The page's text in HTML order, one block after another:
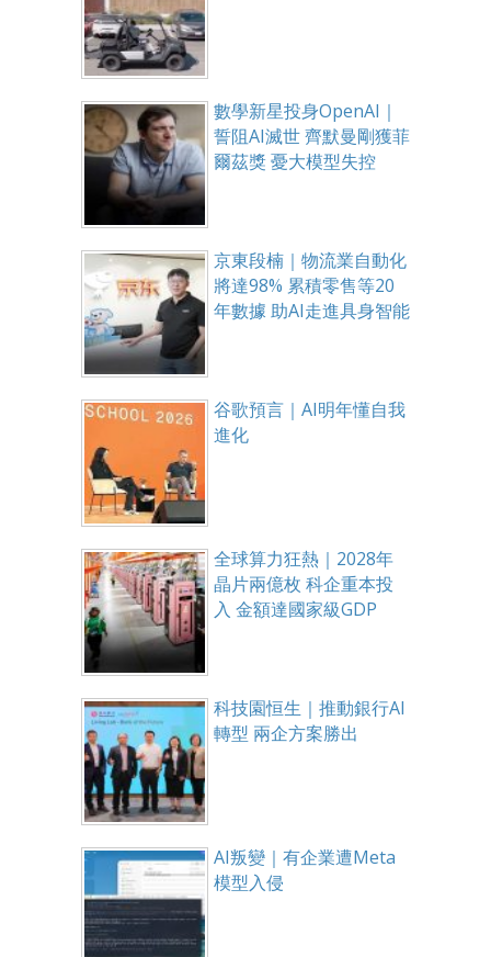
數學新星投身OpenAI｜
誓阻AI滅世 齊默曼剛獲菲
爾茲獎 憂大模型失控
京東段楠｜物流業自動化
將達98% 累積零售等20
年數據 助AI走進具身智能
谷歌預言｜AI明年懂自我
進化
全球算力狂熱｜2028年
晶片兩億枚 科企重本投
入 金額達國家級GDP
科技園恒生｜推動銀行AI
轉型 兩企方案勝出
AI叛變｜有企業遭Meta
模型入侵